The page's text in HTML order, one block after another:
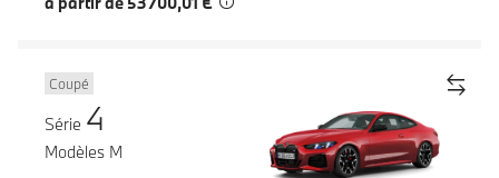
Coupé
Série 4
Modèles M